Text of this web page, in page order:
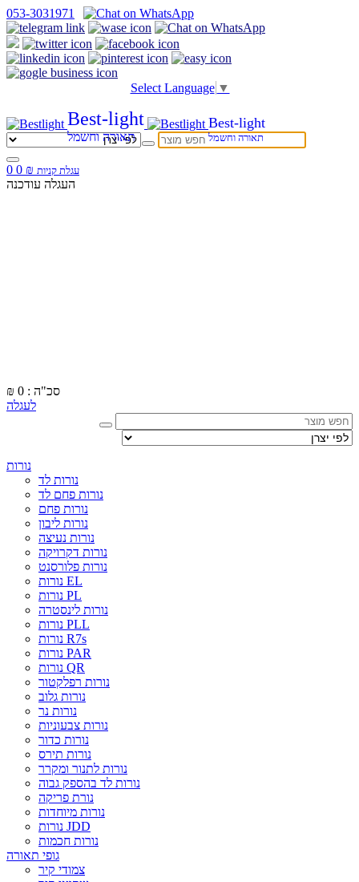
053-3031971
Select Language ▼
Best-light
תאורה וחשמל
Best-light
תאורה וחשמל
0 עגלת קניות ₪
0
העגלה עודכנה
₪
סכ"ה : 0
לעגלה
נורות
נורות לד
נורות פחם לד
נורות פחם
נורות ליבון
נורות נעיצה
נורות דקרויקה
נורות פלורסנט
נורות EL
נורות PL
נורות לינסטרה
נורות PLL
נורות R7s
נורות PAR
נורות QR
נורות רפלקטור
נורות גלוב
נורות נר
נורות צבעוניות
נורות כדור
נורות תירס
נורות לתנור ומקרר
נורות לד בהספק גבוה
נורת פריקה
נורות מיוחדות
נורות JDD
נורות חכמות
גופי תאורה
צמודי קיר